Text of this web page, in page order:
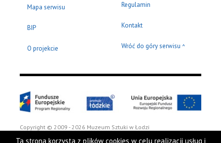
Mapa serwisu
BIP
O projekcie
Regulamin
Kontakt
Wróć do góry serwisu ^
Copyright © 2009 - 2026 Muzeum Sztuki w Łodzi
Ta strona korzysta z plików cookies w celu realizacji usług i